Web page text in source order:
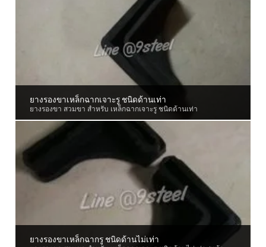
ยางรองขาเหล็กฉากเจาะรู ชนิดด้านเท่า
ยางรองขา สวมขา สำหรับ เหล็กฉากเจาะรู ชนิดด้านเท่า
ยางรองขาเหล็กฉากรู ชนิดด้านไม่เท่า